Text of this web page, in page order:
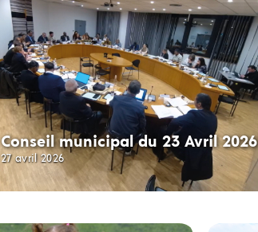
Conseil municipal du 23 Avril 2026
27 avril 2026